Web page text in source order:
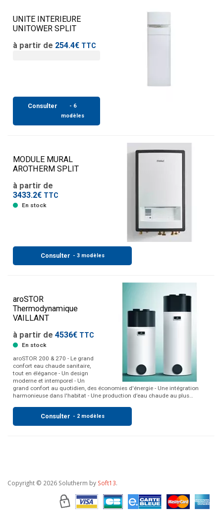
UNITE INTERIEURE
UNITOWER SPLIT
à partir de 254.4€ TTC
Consulter
- 6
modèles
MODULE MURAL
AROTHERM SPLIT
à partir de
3433.2€ TTC
En stock
Consulter - 3 modèles
aroSTOR
Thermodynamique
VAILLANT
à partir de 4536€ TTC
En stock
aroSTOR 200 & 270 - Le grand
confort eau chaude sanitaire,
tout en élégance - Un design
moderne et intemporel - Un
grand confort au quotidien, des économies d'énergie - Une intégration
harmonieuse dans l'habitat - Une production d’eau chaude au plus…
Consulter - 2 modèles
Copyright © 2026 Solutherm by Soft13.